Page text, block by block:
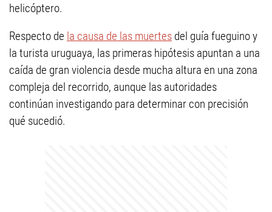
helicóptero.
Respecto de la causa de las muertes del guía fueguino y
la turista uruguaya, las primeras hipótesis apuntan a una
caída de gran violencia desde mucha altura en una zona
compleja del recorrido, aunque las autoridades
continúan investigando para determinar con precisión
qué sucedió.